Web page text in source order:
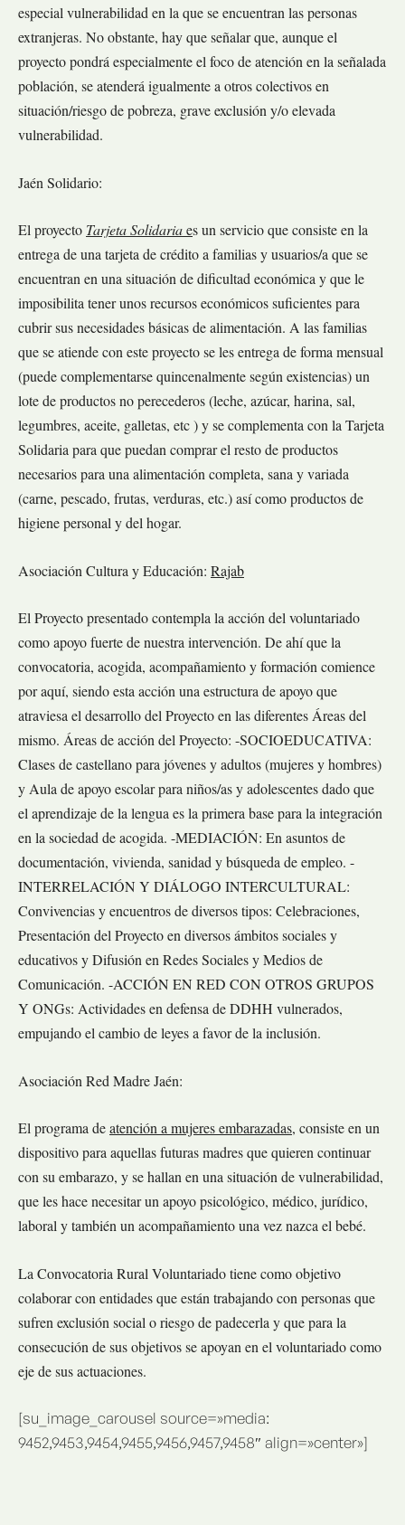
especial vulnerabilidad en la que se encuentran las personas
extranjeras. No obstante, hay que señalar que, aunque el
proyecto pondrá especialmente el foco de atención en la señalada
población, se atenderá igualmente a otros colectivos en
situación/riesgo de pobreza, grave exclusión y/o elevada
vulnerabilidad.
Jaén Solidario:
El proyecto Tarjeta Solidariaes un servicio que consiste en la
entrega de una tarjeta de crédito a familias y usuarios/a que se
encuentran en una situación de dificultad económica y que le
imposibilita tener unos recursos económicos suficientes para
cubrir sus necesidades básicas de alimentación. A las familias
que se atiende con este proyecto se les entrega de forma mensual
(puede complementarse quincenalmente según existencias) un
lote de productos no perecederos (leche, azúcar, harina, sal,
legumbres, aceite, galletas, etc ) y se complementa con la Tarjeta
Solidaria para que puedan comprar el resto de productos
necesarios para una alimentación completa, sana y variada
(carne, pescado, frutas, verduras, etc.) así como productos de
higiene personal y del hogar.
Asociación Cultura y Educación: Rajab
El Proyecto presentado contempla la acción del voluntariado
como apoyo fuerte de nuestra intervención. De ahí que la
convocatoria, acogida, acompañamiento y formación comience
por aquí, siendo esta acción una estructura de apoyo que
atraviesa el desarrollo del Proyecto en las diferentes Áreas del
mismo. Áreas de acción del Proyecto: -SOCIOEDUCATIVA:
Clases de castellano para jóvenes y adultos (mujeres y hombres)
y Aula de apoyo escolar para niños/as y adolescentes dado que
el aprendizaje de la lengua es la primera base para la integración
en la sociedad de acogida. -MEDIACIÓN: En asuntos de
documentación, vivienda, sanidad y búsqueda de empleo. -
INTERRELACIÓN Y DIÁLOGO INTERCULTURAL:
Convivencias y encuentros de diversos tipos: Celebraciones,
Presentación del Proyecto en diversos ámbitos sociales y
educativos y Difusión en Redes Sociales y Medios de
Comunicación. -ACCIÓN EN RED CON OTROS GRUPOS
Y ONGs: Actividades en defensa de DDHH vulnerados,
empujando el cambio de leyes a favor de la inclusión.
Asociación Red Madre Jaén:
El programa deatención a mujeres embarazadas, consiste en un
dispositivo para aquellas futuras madres que quieren continuar
con su embarazo, y se hallan en una situación de vulnerabilidad,
que les hace necesitar un apoyo psicológico, médico, jurídico,
laboral y también un acompañamiento una vez nazca el bebé.
La Convocatoria Rural Voluntariado tiene como objetivo
colaborar con entidades que están trabajando con personas que
sufren exclusión social o riesgo de padecerla y que para la
consecución de sus objetivos se apoyan en el voluntariado como
eje de sus actuaciones.
[su_image_carousel source=»media:
9452,9453,9454,9455,9456,9457,9458″ align=»center»]